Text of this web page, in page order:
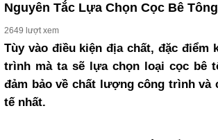
Nguyên Tắc Lựa Chọn Cọc Bê Tông
2649 lượt xem
Tùy vào điều kiện địa chất, đặc điểm
trình mà ta sẽ lựa chọn loại cọc bê
đảm bảo về chất lượng công trình và
tế nhất.